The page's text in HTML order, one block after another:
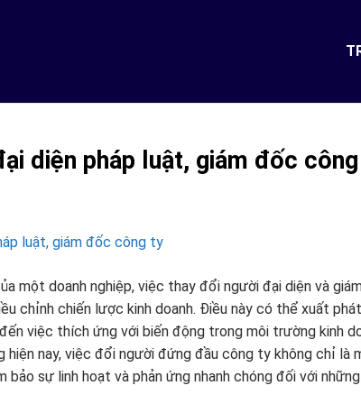
diện pháp luật, giám đốc
một doanh nghiệp, việc thay đổi người đại diện và
chỉnh chiến lược kinh doanh. Điều này có thể xuất
việc thích ứng với biến động trong môi trường kinh
nay, việc đổi người đứng đầu công ty không chỉ là
sự linh hoạt và phản ứng nhanh chóng đối với